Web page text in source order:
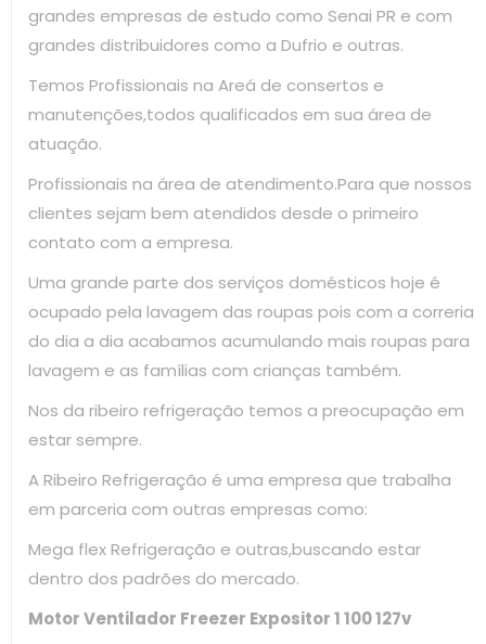
grandes empresas de estudo como Senai PR e com
grandes distribuidores como a Dufrio e outras.
Temos Profissionais na Areá de consertos e
manutenções,todos qualificados em sua área de
atuação.
Profissionais na área de atendimento.Para que nossos
clientes sejam bem atendidos desde o primeiro
contato com a empresa.
Uma grande parte dos serviços domésticos hoje é
ocupado pela lavagem das roupas pois com a correria
do dia a dia acabamos acumulando mais roupas para
lavagem e as famílias com crianças também.
Nos da ribeiro refrigeração temos a preocupação em
estar sempre.
A Ribeiro Refrigeração é uma empresa que trabalha
em parceria com outras empresas como:
Mega flex Refrigeração e outras,buscando estar
dentro dos padrões do mercado.
Motor Ventilador Freezer Expositor 1 100 127v